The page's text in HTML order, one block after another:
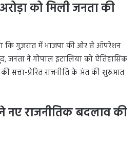
को मिली जनता की
कि गुजरात में भाजपा की ओर से ऑपरेशन
जनता ने गोपाल इटालिया को ऐतिहासिक
सत्ता-प्रेरित राजनीति के अंत की शुरुआत
नए राजनीतिक बदलाव की